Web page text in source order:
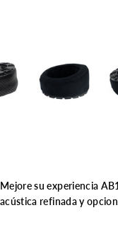
Mejore su experiencia
acústica refinada y